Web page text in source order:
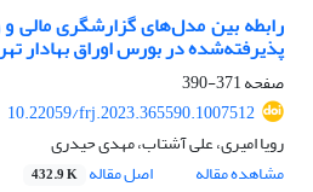
رابطه بین مدل‌های گزارشگری
پذیرفته‌شده در بورس اوراق بهادار
صفحه371-390
10.22059/frj.2023.365590.1007512
رویا امیری، علی آشتاب، مهدی حیدری
مشاهده مقاله
اصل مقاله 432.9 K